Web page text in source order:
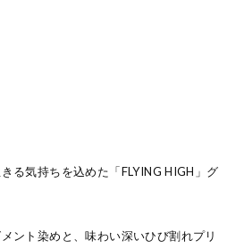
る気持ちを込めた「FLYING HIGH」グ
ント染めと、味わい深いひび割れプリ